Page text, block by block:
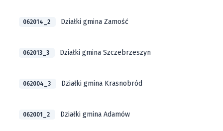
062014_2 Działki gmina Zamość
062013_3 Działki gmina Szczebrzeszyn
062004_3 Działki gmina Krasnobród
062001_2 Działki gmina Adamów